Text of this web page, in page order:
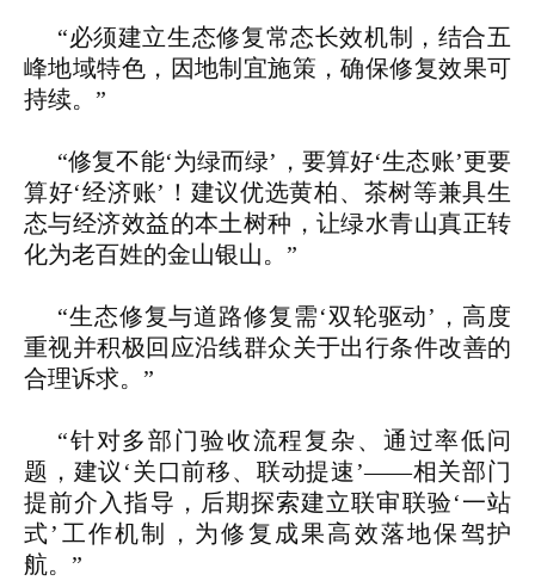
“必须建立生态修复常态长效机制，结合五
峰地域特色，因地制宜施策，确保修复效果可
持续。”
“修复不能‘为绿而绿’，要算好‘生态账’更要
算好‘经济账’！建议优选黄柏、茶树等兼具生
态与经济效益的本土树种，让绿水青山真正转
化为老百姓的金山银山。”
“生态修复与道路修复需‘双轮驱动’，高度
重视并积极回应沿线群众关于出行条件改善的
合理诉求。”
“针对多部门验收流程复杂、通过率低问
题，建议‘关口前移、联动提速’——相关部门
提前介入指导，后期探索建立联审联验‘一站
式’工作机制，为修复成果高效落地保驾护
航。”